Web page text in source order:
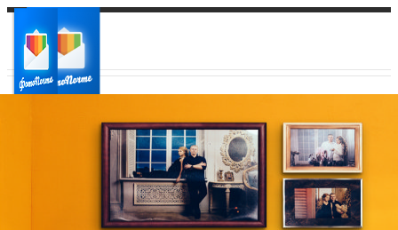
Ваш регион доставки
Выберите из списка: